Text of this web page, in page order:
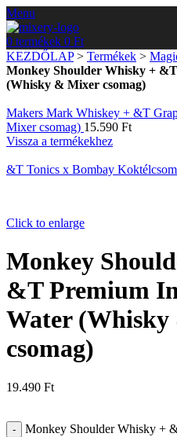
Menu
0 termékek 0 Ft
KEZDŐLAP> Termékek >
Monkey Shoulder Whisky +
(Whisky & Mixer csomag)
Makers Mark Whiskey + &T
Mixer csomag) 15.590 Ft
Vissza a termékekhez
&T Tonics x Bombay
Click to enlarge
Monkey
&T Premium
Water
csomag)
19.490 Ft
Monkey Shoulder Whisky +